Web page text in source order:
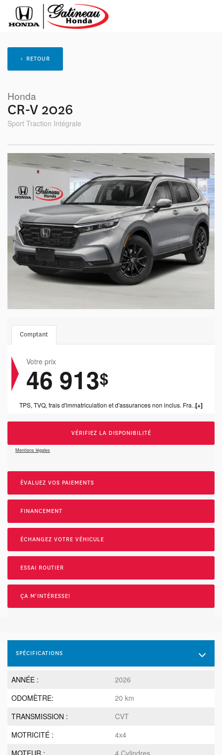
< RETOUR
Honda
CR-V 2026
Sport Traction Intégrale
SPÉCIFICATIONS
ANNÉE :
2026
ODOMÈTRE:
20 km
TRANSMISSION :
CVT
MOTRICITÉ :
4x4
MOTEUR :
4 Cylindres
Comptant
Votre prix
46 913$
TPS, TVQ, frais d'immatriculation et d'assurances non inclus. Frais de concessonnaire de 1199.00$ inclus.
VÉRIFIEZ LA DISPONIBILITÉ
Mentions légales
ÉVALUEZ VOS PAIEMENTS
FINANCEMENT
ÉCHANGEZ VOTRE VÉHICULE
ESSAI ROUTIER
ÇA M'INTÉRESSE!